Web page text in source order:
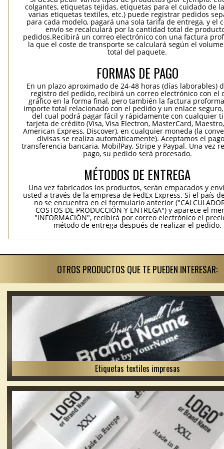
colgantes, etiquetas tejidas, etiquetas para el cuidado de
varias etiquetas textiles, etc.) puede registrar pedidos
para cada modelo, pagará una sola tarifa de entrega, y el
envío se recalculará por la cantidad total de
pedidos.Recibirá un correo electrónico con una factura
la que el coste de transporte se calculará según el
total del paquete.
FORMAS DE PAGO
En un plazo aproximado de 24-48 horas (días laborables)
registro del pedido, recibirá un correo electrónico con el
gráfico en la forma final, pero también la factura
importe total relacionado con el pedido y un enlace
del cual podrá pagar fácil y rápidamente con cualquier
tarjeta de crédito (Visa, Visa Electron, MasterCard,
American Express, Discover), en cualquier moneda (la
divisas se realiza automáticamente). Aceptamos el
transferencia bancaria, MobilPay, Stripe y Paypal. Una vez
pago, su pedido será procesado.
MÉTODOS DE ENTREGA
Una vez fabricados los productos, serán empacados y
usted a través de la empresa de FedEx Express. Si el país
no se encuentra en el formulario anterior
COSTOS DE PRODUCCIÓN Y ENTREGA") y aparece el
"INFORMACIÓN", recibirá por correo electrónico el
método de entrega después de realizar el pedido.
OTROS PRODUCTOS QUE TE PUEDEN INTERESAR:
Etiquetas textiles impresas